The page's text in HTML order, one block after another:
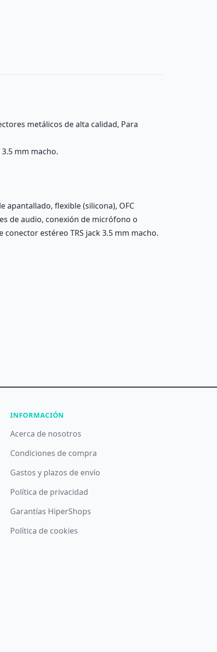
metálicos de alta calidad, Para
mm macho.
apantallado, flexible (silicona), OFC
de audio, conexión de micrófono o
estéreo TRS jack 3.5 mm macho.
INFORMACIÓN
Acerca de nosotros
Condiciones de compra
Gastos y plazos de envío
Política de privacidad
Garantías HiperShops
Política de cookies